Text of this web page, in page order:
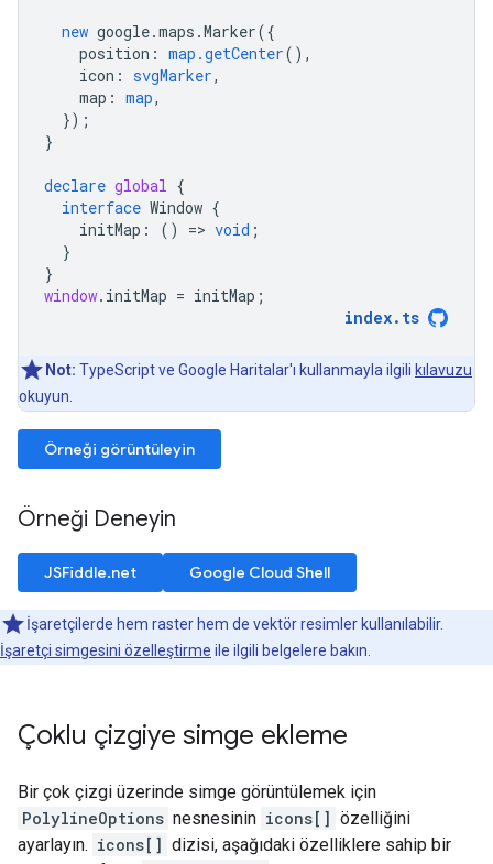
new google.maps .Marker({
position : map.getCenter(),
icon : svgMarker,
map : map,
});
}
declare global {
interface Window {
initMap : () => void ;
}
}
window. initMap = initMap ;
index. ts
Not: TypeScript ve Google Haritalar'ı kullanmayla ilgili kılavuzu
okuyun.
Örneği görüntüleyin
Örneği Deneyin
JSFiddle.net Google Cloud Shell
İşaretçilerde hem raster hem de vektör resimler kullanılabilir.
İşaretçi simgesini özelleştirme ile ilgili belgelere bakın.
Çoklu çizgiye simge ekleme
Bir çok çizgi üzerinde simge görüntülemek için
PolylineOptions nesnesinin icons[]
özelliğini
ayarlayın. icons[]
dizisi, aşağıdaki özelliklere sahip bir